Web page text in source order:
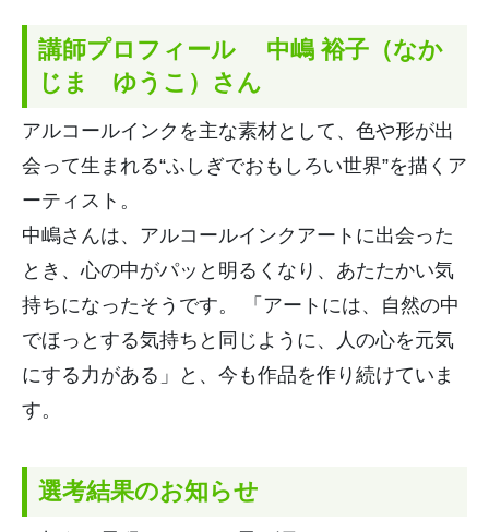
講師プロフィール 中嶋 裕子（なか
じま ゆうこ）さ ん
アルコールインクを主な素材として、色や形が出
会って生まれる“ふしぎでおもしろい世界”を描くア
ーティスト。
中嶋さんは、アルコールインクアートに出会った
とき、心の中がパッと明るくなり、あたたかい気
持ちになったそうです。 「アートには、自然の中
でほっとする気持ちと同じように、
人の心を元気
にする力がある」と、今も作品を作り続けていま
す。
選考結果のお知らせ